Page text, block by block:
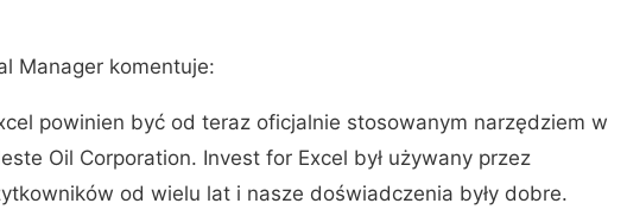
Manager komentuje:
powinien być od teraz oficjalnie stosowanym narzędziem w
Oil Corporation. Invest for Excel był używany przez
od wielu lat i nasze doświadczenia były dobre.